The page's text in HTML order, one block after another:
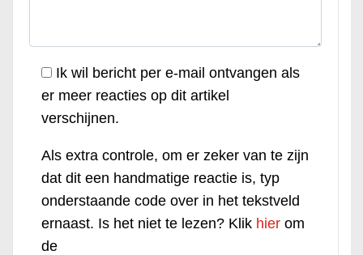
Ik wil bericht per e-mail ontvangen als
er meer reacties op dit artikel
verschijnen.
Als extra controle, om er zeker van te zijn
dat dit een handmatige reactie is, typ
onderstaande code over in het tekstveld
ernaast. Is het niet te lezen? Klik hier om
de